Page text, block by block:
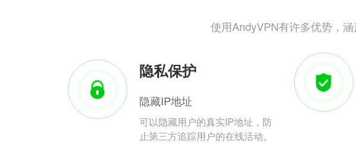
使用AndyVPN有许多优势，
隐私保护
隐藏IP地址
可以隐藏用户的真实IP地址，防
止第三方追踪用户的在线活动。